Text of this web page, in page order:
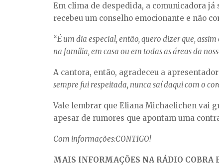
Em clima de despedida, a comunicadora
recebeu um conselho emocionante e não
“É um dia especial, então, quero dizer que,
na família, em casa ou em todas as áreas da
A cantora, então, agradeceu a
sempre fui respeitada, nunca saí daqui com o
Vale lembrar que Eliana Michaelichen vai
apesar de rumores que apontam uma
Com informações:CONTIGO!
MAIS INFORMAÇÕES NA RÁDIO COBRA